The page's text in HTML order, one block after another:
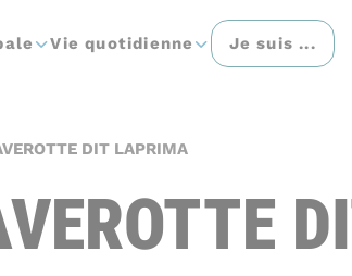
Vie quotidienne Je suis ...
DIT LAPRIMA